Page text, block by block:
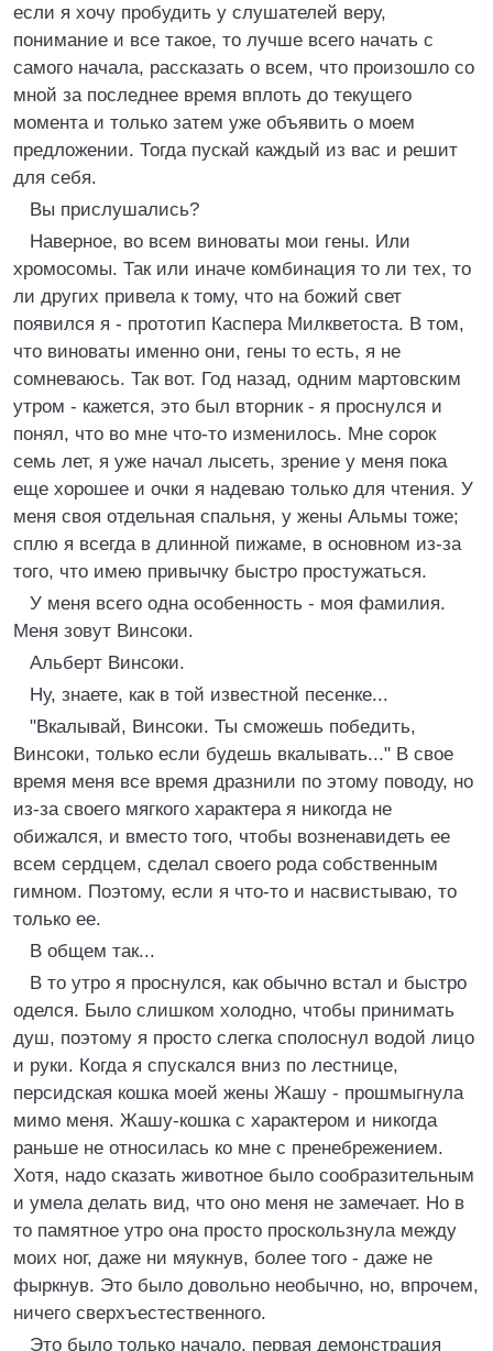
если я хочу пробудить у слушателей веру,
понимание и все такое, то лучше всего начать с
самого начала, рассказать о всем, что произошло со
мной за последнее время вплоть до текущего
момента и только затем уже объявить о моем
предложении. Тогда пускай каждый из вас и решит
для себя.
Вы прислушались?
Наверное, во всем виноваты мои гены. Или
хромосомы. Так или иначе комбинация то ли тех, то
ли других привела к тому, что на божий свет
появился я - прототип Каспера Милкветоста. В том,
что виноваты именно они, гены то есть, я не
сомневаюсь. Так вот. Год назад, одним мартовским
утром - кажется, это был вторник - я проснулся и
понял, что во мне что-то изменилось. Мне сорок
семь лет, я уже начал лысеть, зрение у меня пока
еще хорошее и очки я надеваю только для чтения. У
меня своя отдельная спальня, у жены Альмы тоже;
сплю я всегда в длинной пижаме, в основном из-за
того, что имею привычку быстро простужаться.
У меня всего одна особенность - моя фамилия.
Меня зовут Винсоки.
Альберт Винсоки.
Ну, знаете, как в той известной песенке...
"Вкалывай, Винсоки. Ты сможешь победить,
Винсоки, только если будешь вкалывать..." В свое
время меня все время дразнили по этому поводу, но
из-за своего мягкого характера я никогда не
обижался, и вместо того, чтобы возненавидеть ее
всем сердцем, сделал своего рода собственным
гимном. Поэтому, если я что-то и насвистываю, то
только ее.
В общем так...
В то утро я проснулся, как обычно встал и быстро
оделся. Было слишком холодно, чтобы принимать
душ, поэтому я просто слегка сполоснул водой лицо
и руки. Когда я спускался вниз по лестнице,
персидская кошка моей жены Жашу - прошмыгнула
мимо меня. Жашу-кошка с характером и никогда
раньше не относилась ко мне с пренебрежением.
Хотя, надо сказать животное было сообразительным
и умела делать вид, что оно меня не замечает. Но в
то памятное утро она просто проскользнула между
моих ног, даже ни мяукнув, более того - даже не
фыркнув. Это было довольно необычно, но, впрочем,
ничего сверхъестественного.
Это было только начало, первая демонстрация